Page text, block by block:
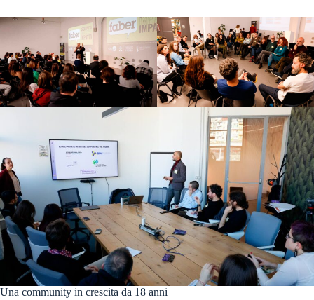
Una community in crescita da 18 anni